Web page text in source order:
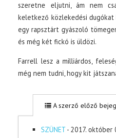
szeretne eljutni, ám nem
keletkező közlekedési
egy rapsztárt gyászoló
és még két fickó is üldözi.
Farrell lesz a milliárdos,
még nem tudni, hogy kit
A szerző előző
SZÜNET - 2017. október